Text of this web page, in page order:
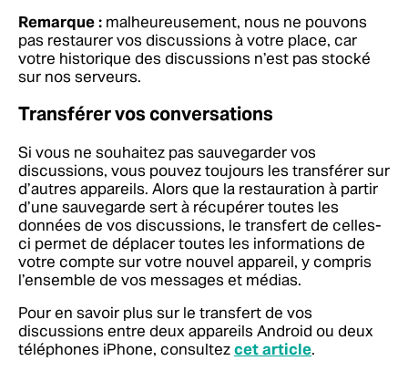
Remarque : malheureusement, nous ne pouvons
pas restaurer vos discussions à votre place, car
votre historique des discussions n’est pas stocké
sur nos serveurs.
Transférer vos conversations
Si vous ne souhaitez pas sauvegarder vos
discussions, vous pouvez toujours les transférer sur
d’autres appareils. Alors que la restauration à partir
d’une sauvegarde sert à récupérer toutes les
données de vos discussions, le transfert de celles-
ci permet de déplacer toutes les informations de
votre compte sur votre nouvel appareil, y compris
l’ensemble de vos messages et médias.
Pour en savoir plus sur le transfert de vos
discussions entre deux appareils Android ou deux
téléphones iPhone, consultezcet article.